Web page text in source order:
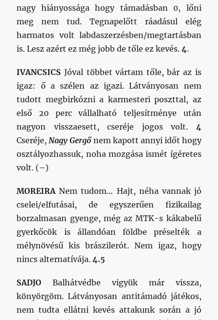
nagy hiányossága hogy támadásban 0, lőni
meg nem tud. Tegnapelőtt ráadásul elég
harmatos volt labdaszerzésben/megtartásban
is. Lesz azért ez még jobb de tőle ez kevés.4.
IVANCSICSJóval többet vártam tőle, bár az is
igaz: ő a szélen az igazi. Látványosan nem
tudott megbirkózni a karmesteri poszttal, az
első 20 perc vállalható teljesítménye után
nagyon visszaesett, cseréje jogos volt. 4
Cseréje,Nagy Gergő nem kapott annyi időt hogy
osztályozhassuk, noha mozgása ismét ígéretes
volt. (–)
MOREIRANem tudom… Hajt, néha vannak jó
cselei/elfutásai, de egyszerűen fizikailag
borzalmasan gyenge, még az MTK-s kákabelű
gyerkőcök is állandóan földbe préselték a
mélynövésű kis brászilerót. Nem igaz, hogy
nincs alternatívája. 4.5
SADJOBalhátvédbe vigyük már vissza,
könyörgöm. Látványosan antitámadó játékos,
nem tudta ellátni kevés attakunk során a jó